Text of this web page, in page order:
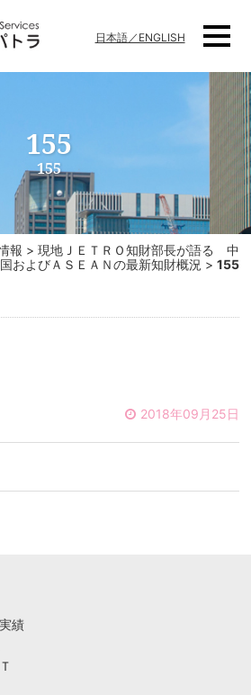
日本語／ENGLISH
155
155
報 > 現地ＪＥＴＲＯ知財部長が語る 中
国およびＡＳＥＡＮの最新知財概況 > 155
2018年09月25日
績